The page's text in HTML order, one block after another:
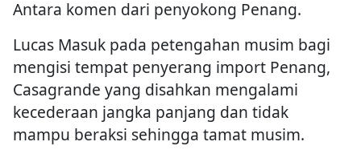
Antara komen dari penyokong Penang.
Lucas Masuk pada petengahan musim bagi
mengisi tempat penyerang import Penang,
Casagrande yang disahkan mengalami
kecederaan jangka panjang dan tidak
mampu beraksi sehingga tamat musim.